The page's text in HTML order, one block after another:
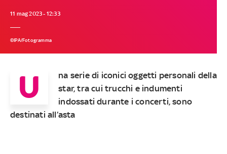
11 mag 2023 - 12:33
©IPA/Fotogramma
U
na serie di iconici oggetti personali della
star, tra cui trucchi e indumenti
indossati durante i concerti, sono
destinati all’asta